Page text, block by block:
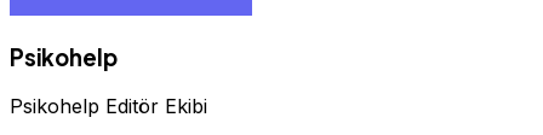
Psikohelp
Psikohelp Editör Ekibi